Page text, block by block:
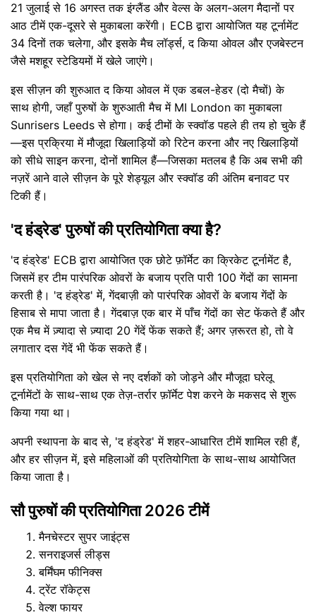
21 जुलाई से 16 अगस्त तक इंग्लैंड और वेल्स के अलग-अलग मैदानों पर
आठ टीमें एक-दूसरे से मुकाबला करेंगी। ECB द्वारा आयोजित यह टूर्नामेंट
34 दिनों तक चलेगा, और इसके मैच लॉर्ड्स, द किया ओवल और एजबेस्टन
जैसे मशहूर स्टेडियमों में खेले जाएंगे।
इस सीज़न की शुरुआत द किया ओवल में एक डबल-हेडर (दो मैचों) के
साथ होगी, जहाँ पुरुषों के शुरुआती मैच में MI London का मुकाबला
Sunrisers Leeds से होगा। कई टीमों के स्क्वॉड पहले ही तय हो चुके हैं
—इस प्रक्रिया में मौजूदा खिलाड़ियों को रिटेन करना और नए खिलाड़ियों
को सीधे साइन करना, दोनों शामिल हैं—जिसका मतलब है कि अब सभी की
नज़रें आने वाले सीज़न के पूरे शेड्यूल और स्क्वॉड की अंतिम बनावट पर
टिकी हैं।
'द हंड्रेड' पुरुषों की प्रतियोगिता क्या है?
'द हंड्रेड' ECB द्वारा आयोजित एक छोटे फ़ॉर्मेट का क्रिकेट टूर्नामेंट है,
जिसमें हर टीम पारंपरिक ओवरों के बजाय प्रति पारी 100 गेंदों का सामना
करती है। 'द हंड्रेड' में, गेंदबाज़ी को पारंपरिक ओवरों के बजाय गेंदों के
हिसाब से मापा जाता है। गेंदबाज़ एक बार में पाँच गेंदों का सेट फेंकते हैं और
एक मैच में ज़्यादा से ज़्यादा 20 गेंदें फेंक सकते हैं; अगर ज़रूरत हो, तो वे
लगातार दस गेंदें भी फेंक सकते हैं।
इस प्रतियोगिता को खेल से नए दर्शकों को जोड़ने और मौजूदा घरेलू
टूर्नामेंटों के साथ-साथ एक तेज़-तर्रार फ़ॉर्मेट पेश करने के मकसद से शुरू
किया गया था।
अपनी स्थापना के बाद से, 'द हंड्रेड' में शहर-आधारित टीमें शामिल रही हैं,
और हर सीज़न में, इसे महिलाओं की प्रतियोगिता के साथ-साथ आयोजित
किया जाता है।
सौ पुरुषों की प्रतियोगिता 2026 टीमें
मैनचेस्टर सुपर जाइंट्स
सनराइजर्स लीड्स
बर्मिंघम फीनिक्स
ट्रेंट रॉकेट्स
वेल्श फायर